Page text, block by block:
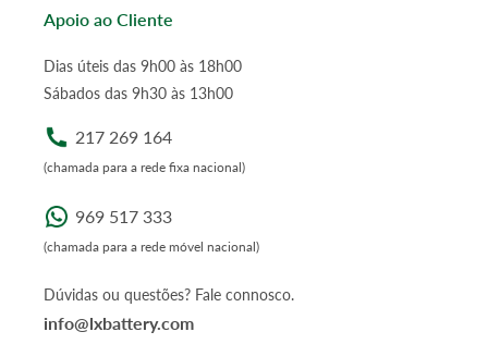
Apoio ao Cliente
Dias úteis das 9h00 às 18h00
Sábados das 9h30 às 13h00
217 269 164
(chamada para a rede fixa nacional)
969 517 333
(chamada para a rede móvel nacional)
Dúvidas ou questões? Fale connosco.
info@lxbattery.com